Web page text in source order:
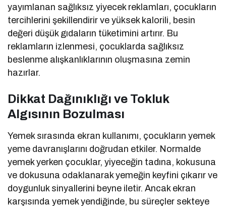
yayımlanan sağlıksız yiyecek reklamları, çocukların
tercihlerini şekillendirir ve yüksek kalorili, besin
değeri düşük gıdaların tüketimini artırır. Bu
reklamların izlenmesi, çocuklarda sağlıksız
beslenme alışkanlıklarının oluşmasına zemin
hazırlar.
Dikkat Dağınıklığı ve Tokluk
Algısının Bozulması
Yemek sırasında ekran kullanımı, çocukların yemek
yeme davranışlarını doğrudan etkiler. Normalde
yemek yerken çocuklar, yiyeceğin tadına, kokusuna
ve dokusuna odaklanarak yemeğin keyfini çıkarır ve
doygunluk sinyallerini beyne iletir. Ancak ekran
karşısında yemek yendiğinde, bu süreçler sekteye